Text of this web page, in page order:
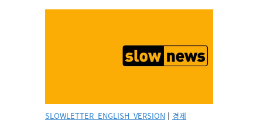
SLOWLETTER_ENGLISH_VERSION | 경제